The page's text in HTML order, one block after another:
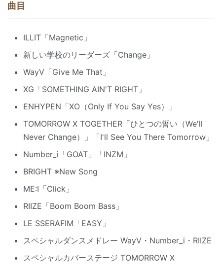
曲目
ILLIT「Magnetic」
新しい学校のリーダーズ「Change」
WayV「Give Me That」
XG「SOMETHING AIN'T RIGHT」
ENHYPEN「XO（Only If You Say Yes）」
TOMORROW X TOGETHER「ひとつの誓い（We'll
Never Change）」「I'll See You There Tomorrow」
Number_i「GOAT」「INZM」
BRIGHT ※New Song
ME:I「Click」
RIIZE「Boom Boom Bass」
LE SSERAFIM「EASY」
スペシャルダンスメドレー WayV・Number_i・RIIZE
スペシャルカバーステージ TOMORROW X